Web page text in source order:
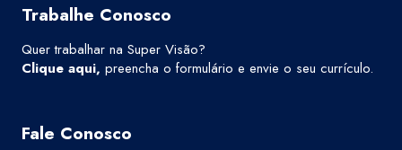
Trabalhe Conosco
Quer trabalhar na Super Visão?
Clique aqui, preencha o formulário e envie o seu currículo.
Fale Conosco